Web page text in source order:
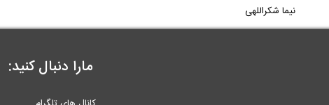
نیما شکراللهی
مارا دنبال کنید: